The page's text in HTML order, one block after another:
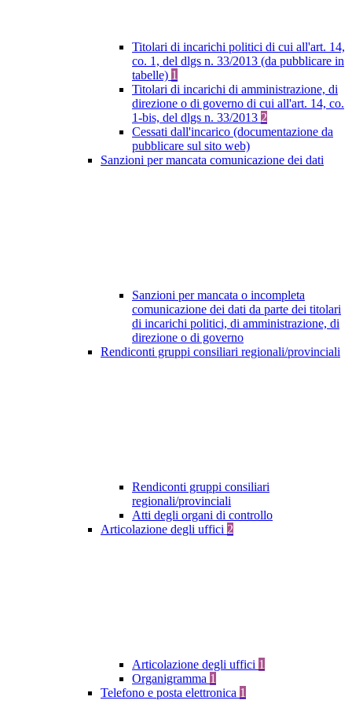
Titolari di incarichi politici di cui all'art. 14,
co. 1, del dlgs n. 33/2013 (da pubblicare in
tabelle) 1
Titolari di incarichi di amministrazione, di
direzione o di governo di cui all'art. 14, co.
1-bis, del dlgs n. 33/2013 2
Cessati dall'incarico (documentazione da
pubblicare sul sito web)
Sanzioni per mancata comunicazione dei dati
Sanzioni per mancata o incompleta
comunicazione dei dati da parte dei titolari
di incarichi politici, di amministrazione, di
direzione o di governo
Rendiconti gruppi consiliari regionali/provinciali
Rendiconti gruppi consiliari
regionali/provinciali
Atti degli organi di controllo
Articolazione degli uffici 2
Articolazione degli uffici 1
Organigramma 1
Telefono e posta elettronica 1